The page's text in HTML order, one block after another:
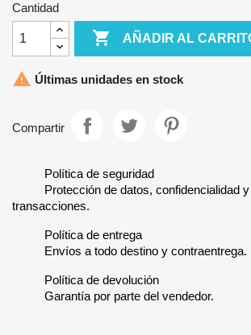
Cantidad
 AÑADIR AL
 Últimas unidades en stock
Compartir
Política de seguridad
Protección de datos, confidencialidad
transacciones.
Política de entrega
Envíos a todo destino y contraentrega.
Política de devolución
Garantía por parte del vendedor.